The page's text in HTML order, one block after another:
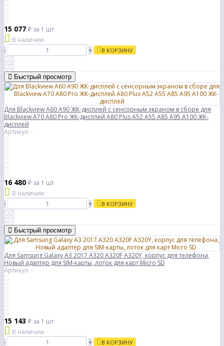
15 077 ₽ за 1 шт
В наличии
-
+ В КОРЗИНУ
Быстрый просмотр
Для Blackview A60 A90 ЖК-дисплей с сенсорным экраном в сборе для
Blackview A70 A80 Pro ЖК-дисплей A80 Plus A52 A55 A85 A95 A100 ЖК-
дисплей
Артикул: -
16 480 ₽ за 1 шт
В наличии
-
+ В КОРЗИНУ
Быстрый просмотр
Для Samsung Galaxy A3 2017 A320 A320F A320Y, корпус для телефона,
Новый адаптер для SIM-карты, лоток для карт Micro SD
Артикул: -
15 143 ₽ за 1 шт
В наличии
-
+ В КОРЗИНУ